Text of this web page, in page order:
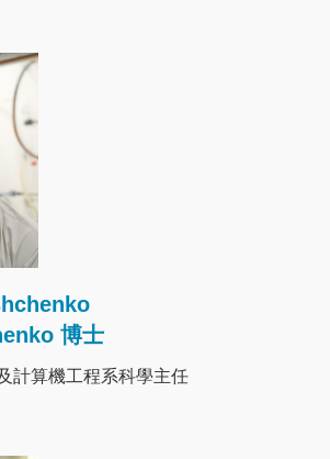
博士
計算機工程系科學主任